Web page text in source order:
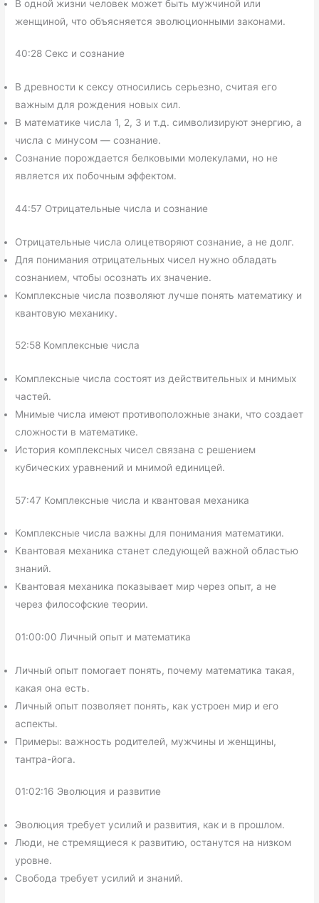
В одной жизни человек может быть мужчиной или
женщиной, что объясняется эволюционными законами.
40:28 Секс и сознание
В древности к сексу относились серьезно, считая его
важным для рождения новых сил.
В математике числа 1, 2, 3 и т.д. символизируют энергию, а
числа с минусом — сознание.
Сознание порождается белковыми молекулами, но не
является их побочным эффектом.
44:57 Отрицательные числа и сознание
Отрицательные числа олицетворяют сознание, а не долг.
Для понимания отрицательных чисел нужно обладать
сознанием, чтобы осознать их значение.
Комплексные числа позволяют лучше понять математику и
квантовую механику.
52:58 Комплексные числа
Комплексные числа состоят из действительных и мнимых
частей.
Мнимые числа имеют противоположные знаки, что создает
сложности в математике.
История комплексных чисел связана с решением
кубических уравнений и мнимой единицей.
57:47 Комплексные числа и квантовая механика
Комплексные числа важны для понимания математики.
Квантовая механика станет следующей важной областью
знаний.
Квантовая механика показывает мир через опыт, а не
через философские теории.
01:00:00 Личный опыт и математика
Личный опыт помогает понять, почему математика такая,
какая она есть.
Личный опыт позволяет понять, как устроен мир и его
аспекты.
Примеры: важность родителей, мужчины и женщины,
тантра-йога.
01:02:16 Эволюция и развитие
Эволюция требует усилий и развития, как и в прошлом.
Люди, не стремящиеся к развитию, останутся на низком
уровне.
Свобода требует усилий и знаний.